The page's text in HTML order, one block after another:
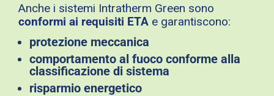
Anche i sistemi Intratherm Green sono
conformi ai requisiti ETA e garantiscono:
protezione meccanica
comportamento al fuoco conforme alla
classificazione di sistema
risparmio energetico